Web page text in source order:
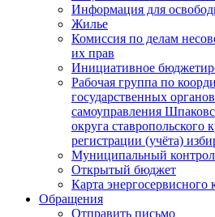
Информация для
Жилье
Комиссия по делам
их прав
Инициативное
Рабочая группа по
государственных
самоуправления
округа ставропольского
регистрации (учёта)
Муниципальный
Открытый бюджет
Карта энергосервисного
Обращения
Отправить письмо